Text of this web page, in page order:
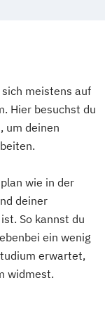
meistens auf
Hier besuchst du
um deinen
wie in der
deiner
So kannst du
ein wenig
erwartet,
widmest.